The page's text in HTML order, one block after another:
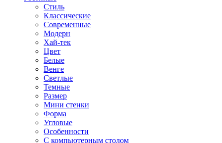
Стиль
Классические
Современные
Модерн
Хай-тек
Цвет
Белые
Венге
Светлые
Темные
Размер
Мини стенки
Форма
Угловые
Особенности
С компьютерным столом